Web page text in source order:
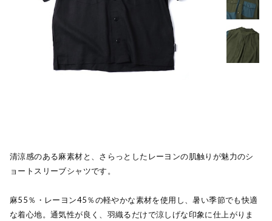
清涼感のある麻素材と、さらっとしたレーヨンの肌触りが魅力のシ
ョートスリーブシャツです。
麻55％・レーヨン45％の軽やかな素材を使用し、暑い季節でも快適
な着心地。通気性が良く、羽織るだけで涼しげな印象に仕上がりま